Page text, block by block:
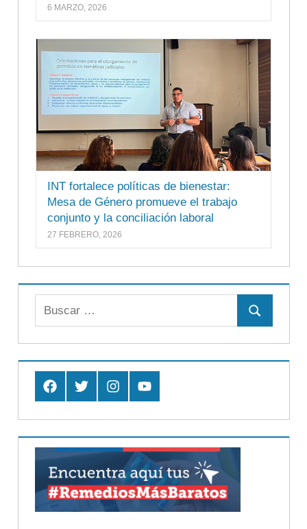
6 MARZO, 2026
INT fortalece políticas de bienestar:
Mesa de Género promueve el trabajo
conjunto y la conciliación laboral
27 FEBRERO, 2026
Buscar
FacebookTwitter InstagramYoutube